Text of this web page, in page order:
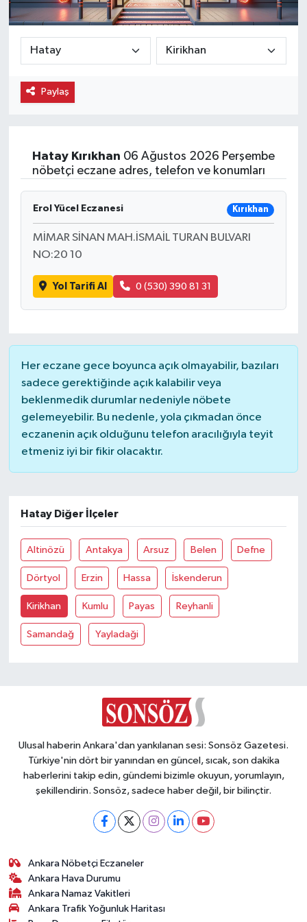
Paylaş
Hatay Kırıkhan 06 Ağustos 2026 Perşembe
nöbetçi eczane adres, telefon ve konumları
Erol Yücel Eczanesi Kırıkhan
MİMAR SİNAN MAH.İSMAİL TURAN BULVARI
NO:20 10
Yol Tarifi Al 0 (530) 390 81 31
Her eczane gece boyunca açık olmayabilir, bazıları
sadece gerektiğinde açık kalabilir veya
beklenmedik durumlar nedeniyle nöbete
gelemeyebilir. Bu nedenle, yola çıkmadan önce
eczanenin açık olduğunu telefon aracılığıyla teyit
etmeniz iyi bir fikir olacaktır.
Hatay Diğer İlçeler
Altinözü Antakya Arsuz Belen Defne
Dörtyol Erzin Hassa İskenderun
Kirikhan Kumlu Payas Reyhanli
Samandağ Yayladaği
Ulusal haberin Ankara'dan yankılanan sesi: Sonsöz Gazetesi.
Türkiye'nin dört bir yanından en güncel, sıcak, son dakika
haberlerini takip edin, gündemi bizimle okuyun, yorumlayın,
şekillendirin. Sonsöz, sadece haber değil, bir bilinçtir.
Ankara Nöbetçi Eczaneler
Ankara Hava Durumu
Ankara Namaz Vakitleri
Ankara Trafik Yoğunluk Haritası
Ekonomi
Eleman
Emlak
Gurme
İlçe Haberleri
Resmi İlanlar
Sokak Hayvanlarını Sahiplendirme
Sonsöz Özel
Spor
Vasıta